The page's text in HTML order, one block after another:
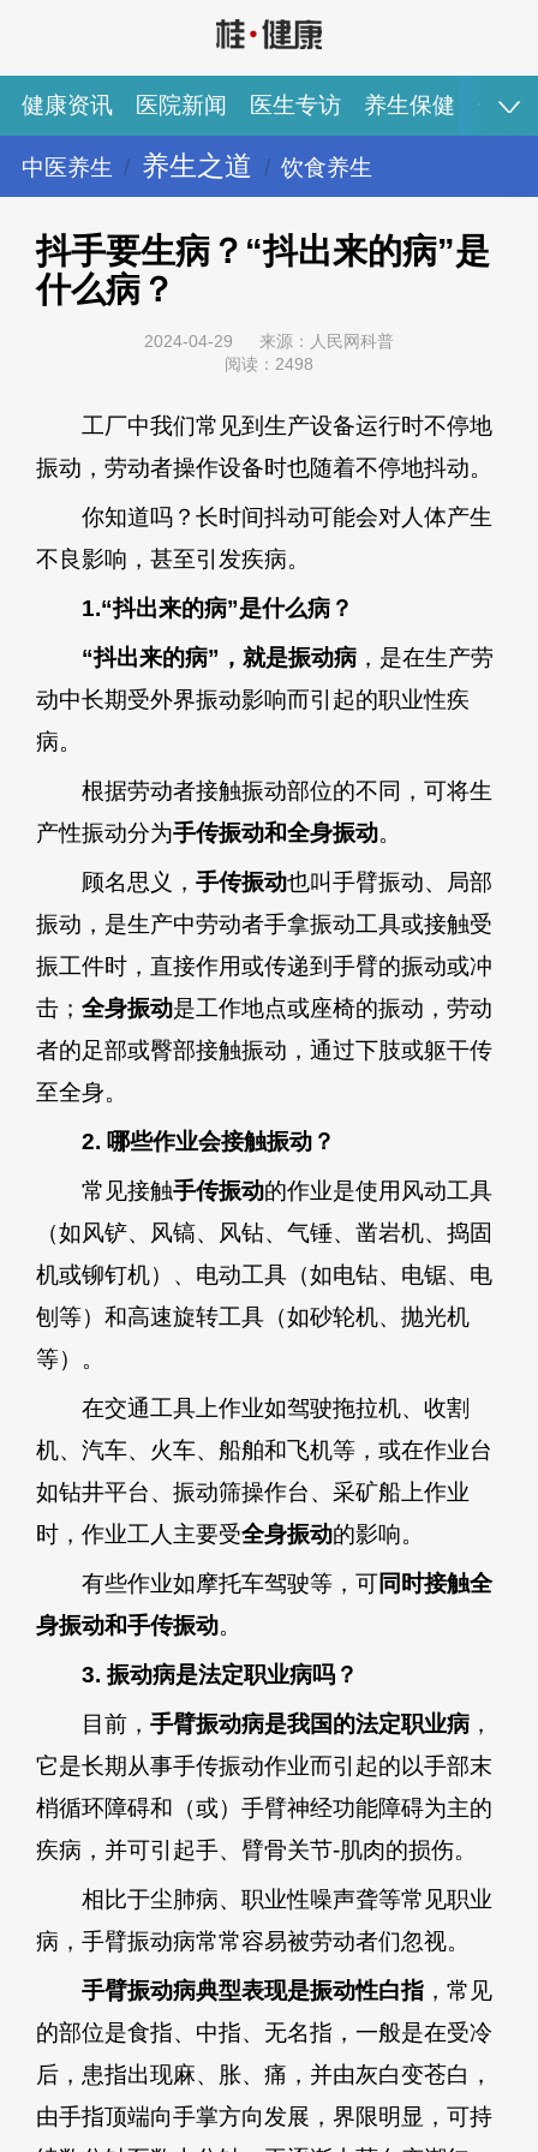
健康资讯 医院新闻 医生专访 养生保健 健康
中医养生 养生之道 饮食养生
健康资讯 医院新闻 医生专访 养生保健
专家推荐 图说健康
抖手要生病？“抖出来的病”是
什么病？
2024-04-29
来源：人民网科普
阅读：2498
工厂中我们常见到生产设备运行时不停地
振动，劳动者操作设备时也随着不停地抖动。
你知道吗？长时间抖动可能会对人体产生
不良影响，甚至引发疾病。
1.“抖出来的病”是什么病？
“抖出来的病”，就是振动病，是在生产劳
动中长期受外界振动影响而引起的职业性疾
病。
根据劳动者接触振动部位的不同，可将生
产性振动分为手传振动和全身振动。
顾名思义， 手传振动也叫手臂振动、局部
振动，是生产中劳动者手拿振动工具或接触受
振工件时，直接作用或传递到手臂的振动或冲
击； 全身振动是工作地点或座椅的振动，劳动
者的足部或臀部接触振动，通过下肢或躯干传
至全身。
2. 哪些作业会接触振动？
常见接触手传振动的作业是使用风动工具
（如风铲、风镐、风钻、气锤、凿岩机、捣固
机或铆钉机）、电动工具（如电钻、电锯、电
刨等）和高速旋转工具（如砂轮机、抛光机
等）。
在交通工具上作业如驾驶拖拉机、收割
机、汽车、火车、船舶和飞机等，或在作业台
如钻井平台、振动筛操作台、采矿船上作业
时，作业工人主要受全身振动的影响。
有些作业如摩托车驾驶等，可同时接触全
身振动和手传振动。
3. 振动病是法定职业病吗？
目前， 手臂振动病是我国的法定职业病，
它是长期从事手传振动作业而引起的以手部末
梢循环障碍和（或）手臂神经功能障碍为主的
疾病，并可引起手、臂骨关节-肌肉的损伤。
相比于尘肺病、职业性噪声聋等常见职业
病，手臂振动病常常容易被劳动者们忽视。
手臂振动病典型表现是振动性白指，常见
的部位是食指、中指、无名指，一般是在受冷
后，患指出现麻、胀、痛，并由灰白变苍白，
由手指顶端向手掌方向发展，界限明显，可持